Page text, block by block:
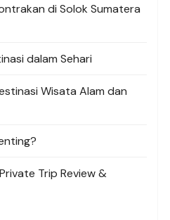
di Solok Sumatera
dalam Sehari
Wisata Alam dan
Trip Review &